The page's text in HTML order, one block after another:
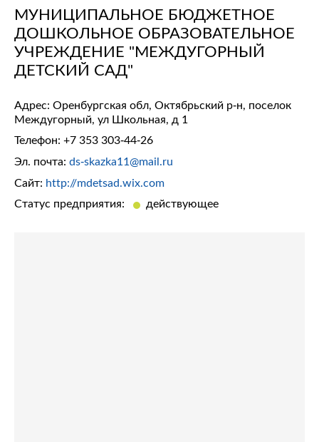
МУНИЦИПАЛЬНОЕ БЮДЖЕТНОЕ
ДОШКОЛЬНОЕ ОБРАЗОВАТЕЛЬНОЕ
УЧРЕЖДЕНИЕ "МЕЖДУГОРНЫЙ
ДЕТСКИЙ САД"
Адрес: Оренбургская обл, Октябрьский р-н, поселок
Междугорный, ул Школьная, д 1
Телефон: +7 353 303-44-26
Эл. почта: ds-skazka11@mail.ru
Сайт: http://mdetsad.wix.com
Статус предприятия:
действующее